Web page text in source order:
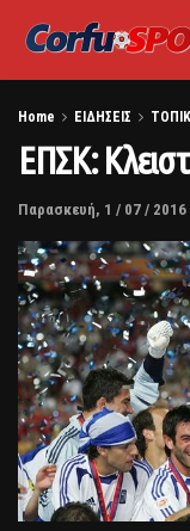
Home ΕΙΔΗΣΕΙΣ
ΕΠΣΚ:
Παρασκευή, 1 / 07 / 2016